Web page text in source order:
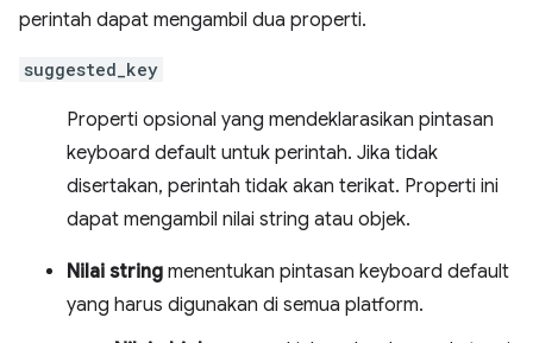
perintah dapat mengambil dua properti.
suggested_key
Properti opsional yang mendeklarasikan pintasan
keyboard default untuk perintah. Jika tidak
disertakan, perintah tidak akan terikat. Properti ini
dapat mengambil nilai string atau objek.
Nilai string menentukan pintasan keyboard default
yang harus digunakan di semua platform.